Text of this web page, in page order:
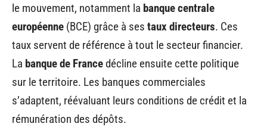
le mouvement, notamment la banque centrale
européenne (BCE) grâce à ses taux directeurs. Ces
taux servent de référence à tout le secteur financier.
La banque de Francedécline ensuite cette politique
sur le territoire. Les banques commerciales
s’adaptent, réévaluant leurs conditions de crédit et la
rémunération des dépôts.